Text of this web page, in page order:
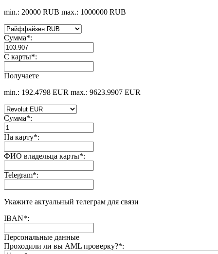
min.: 20000 RUB max.: 1000000 RUB
Сумма*:
С карты*:
Получаете
min.: 192.4798 EUR max.: 9623.9907 EUR
Сумма*:
На карту*:
ФИО владельца карты*:
Telegram*:
Укажите актуальный телеграм для связи
IBAN*:
Персональные данные
Проходили ли вы AML проверку?*: